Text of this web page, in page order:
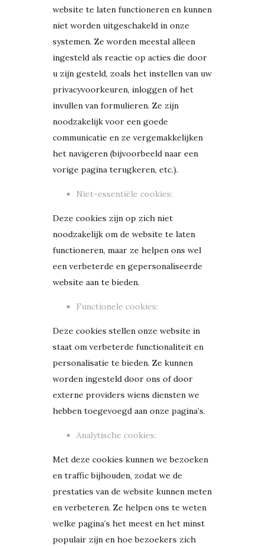
website te laten functioneren en kunnen
niet worden uitgeschakeld in onze
systemen. Ze worden meestal alleen
ingesteld als reactie op acties die door
u zijn gesteld, zoals het instellen van uw
privacyvoorkeuren, inloggen of het
invullen van formulieren. Ze zijn
noodzakelijk voor een goede
communicatie en ze vergemakkelijken
het navigeren (bijvoorbeeld naar een
vorige pagina terugkeren, etc.).
Niet-essentiële cookies:
Deze cookies zijn op zich niet
noodzakelijk om de website te laten
functioneren, maar ze helpen ons wel
een verbeterde en gepersonaliseerde
website aan te bieden.
Functionele cookies:
Deze cookies stellen onze website in
staat om verbeterde functionaliteit en
personalisatie te bieden. Ze kunnen
worden ingesteld door ons of door
externe providers wiens diensten we
hebben toegevoegd aan onze pagina’s.
Analytische cookies:
Met deze cookies kunnen we bezoeken
en traffic bijhouden, zodat we de
prestaties van de website kunnen meten
en verbeteren. Ze helpen ons te weten
welke pagina’s het meest en het minst
populair zijn en hoe bezoekers zich